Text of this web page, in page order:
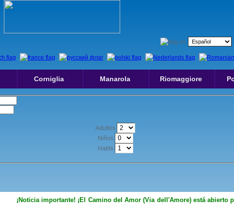
Corniglia Manarola Riomaggiore
Adultos
Niños
Habts
¡Noticia importante! ¡El Camino del Amor (Via dell'Amore) está abierto